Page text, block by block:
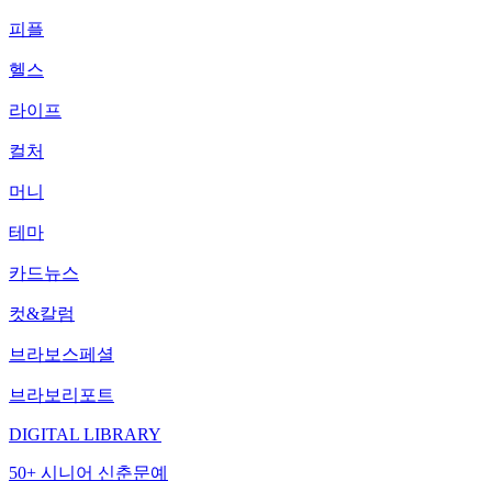
피플
헬스
라이프
컬처
머니
테마
카드뉴스
컷&칼럼
브라보스페셜
브라보리포트
DIGITAL LIBRARY
50+ 시니어 신춘문예